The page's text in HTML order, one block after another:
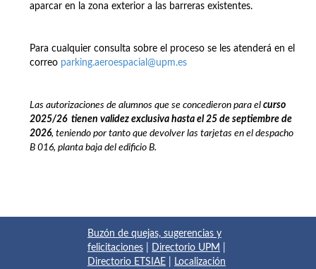
aparcar en la zona exterior a las barreras existentes.
Para cualquier consulta sobre el proceso se les atenderá en el
correo parking.aeroespacial@upm.es
Las autorizaciones de alumnos que se concedieron para el curso
2025/26 tienen validez exclusiva hasta el 25 de septiembre de
2026, teniendo por tanto que devolver las tarjetas en el despacho
B 016, planta baja del edificio B.
Buzón de quejas, sugerencias y
felicitaciones
Directorio UPM
Directorio ETSIAE
Localización